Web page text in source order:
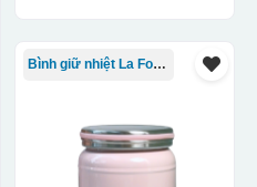
Bình giữ nhiệt La Fonte